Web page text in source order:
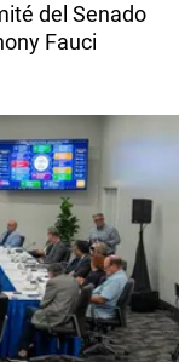
del Senado
Fauci